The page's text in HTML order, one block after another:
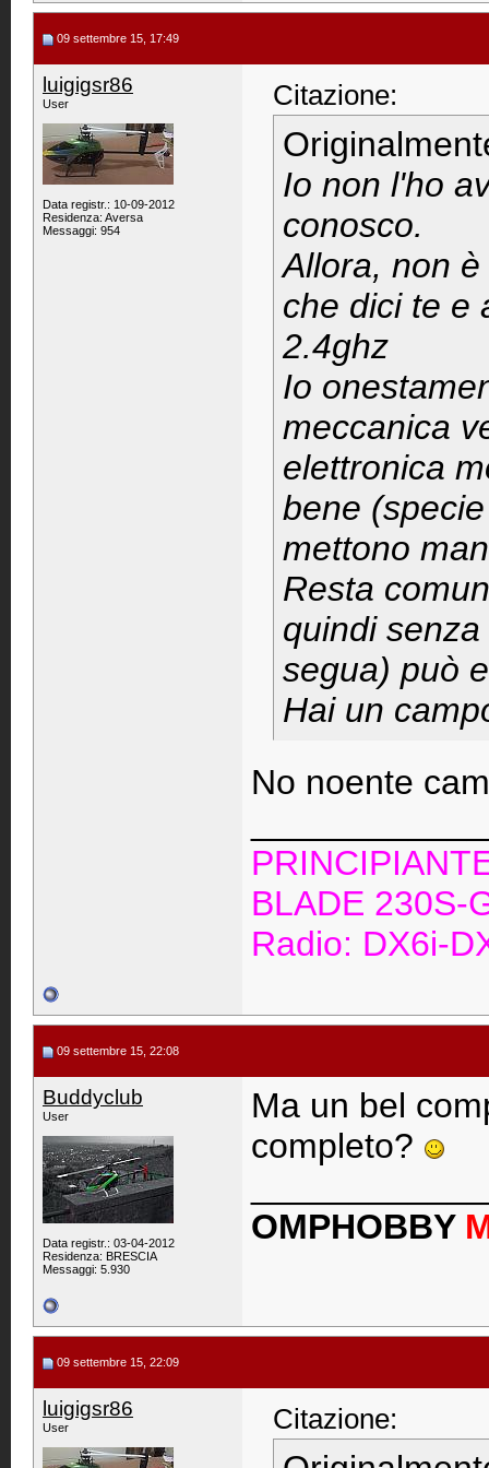
09 settembre 15, 17:49
luigigsr86
User
Data registr.: 10-09-2012
Residenza: Aversa
Messaggi: 954
Citazione:
Io non l'ho
conosco.
Allora, non
che dici te e
2.4ghz
Io
meccanica
elettronica
bene
mettono
Resta
quindi
segua) può
Hai un
No noente
BLADE 230S-
Radio: DX6i-
09 settembre 15, 22:08
Buddyclub
User
Data registr.: 03-04-2012
Residenza: BRESCIA
Messaggi: 5.930
Ma un bel
completo?
OMPHOBBY
09 settembre 15, 22:09
luigigsr86
User Citazione: